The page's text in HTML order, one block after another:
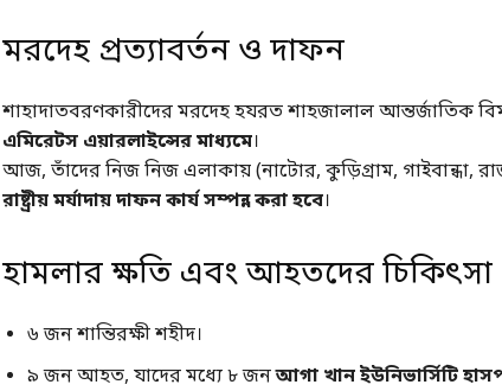
মরদেহ প্রত্যাবর্তন ও দাফন
শাহাদাতবরণকারীদের মরদেহ হযরত শাহজালাল আন্তর্জাতিক
এমিরেটস এয়ারলাইন্সের মাধ্যমে।
আজ, তাঁদের নিজ নিজ এলাকায় (নাটোর, কুড়িগ্রাম, গাইবান্ধা,
রাষ্ট্রীয় মর্যাদায় দাফন কার্য সম্পন্ন করা হবে।
হামলার ক্ষতি এবং আহতদের চিকিৎসা
৬ জন শান্তিরক্ষী শহীদ।
৯ জন আহত, যাদের মধ্যে ৮ জনআগা খান ইউনিভার্সিটি